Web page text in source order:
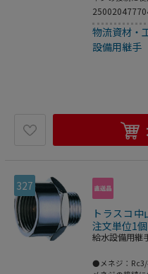
物流資材・
設備用継手
327
トラスコ
注文単位1個
給水設備用継
●メネジ：Rc3/